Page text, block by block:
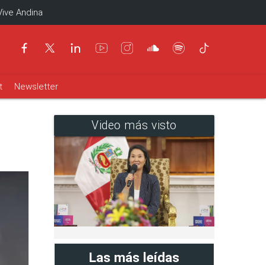
Andina
Newsletter
Video más visto
Las más leídas